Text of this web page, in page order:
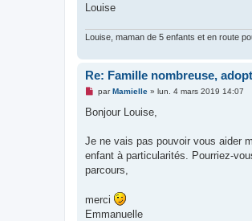
Louise
Louise, maman de 5 enfants et en route
Re: Famille nombreuse,
M
s
g
n
o
u
parMamielle» lun. 4 mars 2019 14:07
Bonjour Louise,
Je ne vais pas pouvoir vous aider
enfant à particularités. Pourriez-
parcours,
merci
Emmanuelle